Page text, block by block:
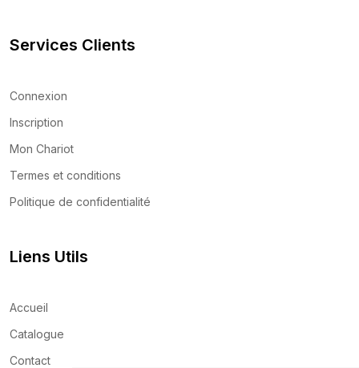
Services Clients
Connexion
Inscription
Mon Chariot
Termes et conditions
Politique de confidentialité
Liens Utils
Accueil
Catalogue
Contact